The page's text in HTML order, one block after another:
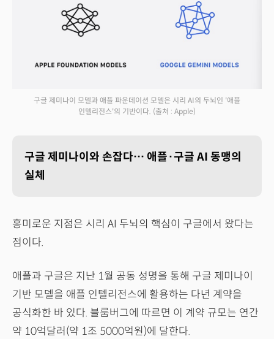
구글 제미나이 모델과 애플 파운데이션 모델은 시리 AI의 두뇌인 '애플
인텔리전스'의 기반이다. (출처 : Apple)
구글 제미나이와 손잡다… 애플·구글 AI 동맹의
실체
흥미로운 지점은 시리 AI 두뇌의 핵심이 구글에서 왔다는
점이다.
애플과 구글은 지난 1월 공동 성명을 통해 구글 제미나이
기반 모델을 애플 인텔리전스에 활용하는 다년 계약을
공식화한 바 있다. 블룸버그에 따르면 이 계약 규모는 연간
약 10억달러(약 1조 5000억원)에 달한다.